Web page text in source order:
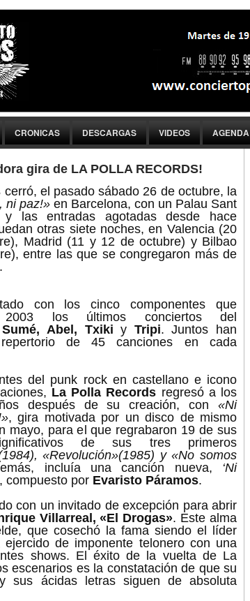
CRONICAS DESCARGAS VIDEOS AGENDA
gira de LA POLLA RECORDS!
cerró, el pasado sábado 26 de octubre, la
ni paz!» en Barcelona, con un Palau Sant
y las entradas agotadas desde hace
otras siete noches, en Valencia (20
Madrid (11 y 12 de octubre) y Bilbao
entre las que se congregaron más de
con los cinco componentes que
los últimos conciertos del
Abel, Txiki y Tripi. Juntos han
de 45 canciones en cada
del punk rock en castellano e icono
La Polla Records regresó a los
después de su creación, con «Ni
, gira motivada por un disco de mismo
mayo, para el que regrabaron 19 de sus
de sus tres primeros
«Revolución»(1985) y «No somos
incluía una canción nueva, ‘Ni
, compuesto por Evaristo Páramos.
con un invitado de excepción para abrir
Villarreal, «El Drogas». Este alma
que cosechó la fama siendo el líder
ejercido de imponente telonero con una
shows. El éxito de la vuelta de La
escenarios es la constatación de que su
sus ácidas letras siguen de absoluta